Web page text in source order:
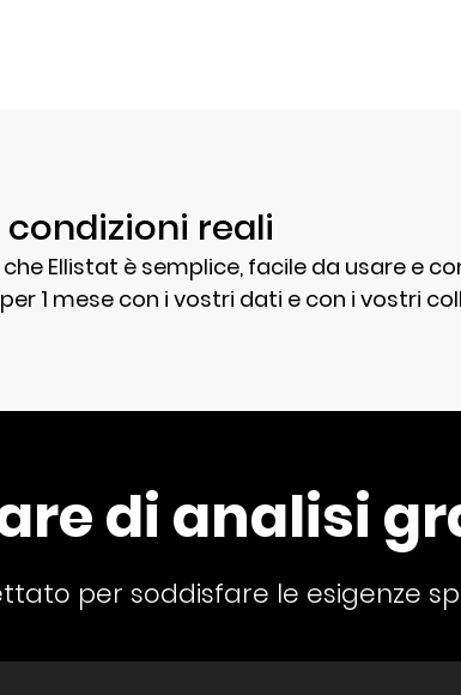
condizioni reali
Ellistat è semplice, facile da usare e
1 mese con i vostri dati e con i vostri
di analisi
per soddisfare le esigenze